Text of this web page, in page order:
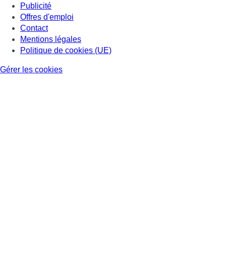
Publicité
Offres d'emploi
Contact
Mentions légales
Politique de cookies (UE)
Gérer les cookies